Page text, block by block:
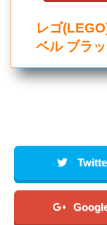
レゴ
ベル ブラ